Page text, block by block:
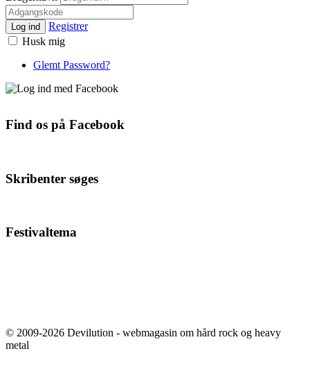
Log ind
Registrer
Husk mig
Glemt Password?
Find os på Facebook
Skribenter søges
Festivaltema
© 2009-2026 Devilution - webmagasin om hård rock og heavy
metal